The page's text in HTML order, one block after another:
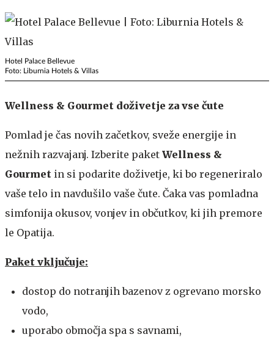
Hotel Palace Bellevue
Foto: Liburnia Hotels & Villas
Wellness & Gourmet doživetje za vse čute
Pomlad je čas novih začetkov, sveže energije in
nežnih razvajanj. Izberite paket Wellness &
Gourmet in si podarite doživetje, ki bo regeneriralo
vaše telo in navdušilo vaše čute. Čaka vas pomladna
simfonija okusov, vonjev in občutkov, ki jih premore
le Opatija.
Paket vključuje:
dostop do notranjih bazenov z ogrevano morsko
vodo,
uporabo območja spa s savnami,